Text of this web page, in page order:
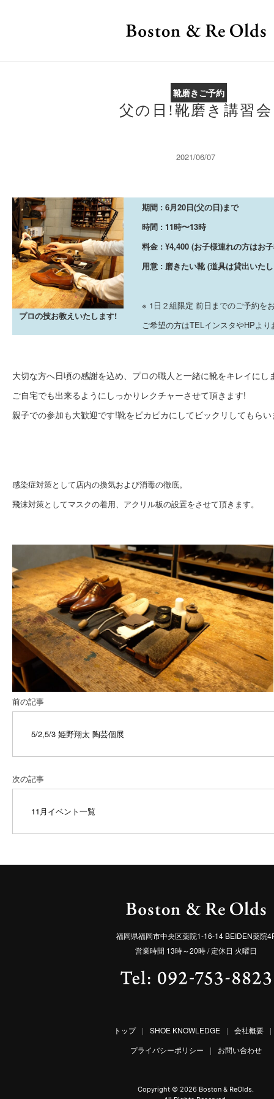
靴磨きご予約
父の日!靴磨き講習会
2021/06/07
プロの技お教えいたします!
期間 : 6月20日(父の日)まで
時間 : 11時〜13時
料金 : ¥4,400 (お子様連れの方はお
用意 : 磨きたい靴 (道具は貸出いた
※ 1日２組限定 前日までのご予約を
ご希望の方はTELインスタやHPよ
大切な方へ日頃の感謝を込め、プロの職人と一緒に靴をキレイにし
ご自宅でも出来るようにしっかりレクチャーさせて頂きます!
親子での参加も大歓迎です!靴をピカピカにしてビックリしてもら
感染症対策として店内の換気および消毒の徹底。
飛沫対策としてマスクの着用、アクリル板の設置をさせて頂きます。
前の記事
5/2,5/3 姫野翔太 陶芸個展
次の記事
11月イベント一覧
福岡県福岡市中央区薬院1-16-14 BEIDEN薬院
営業時間 13時～20時 / 定休日 火曜日
トップ | SHOE KNOWLEDGE | 会社概要
|
プライバシーポリシー
| お問い合わせ
Copyright © 2026 Boston & ReOlds.